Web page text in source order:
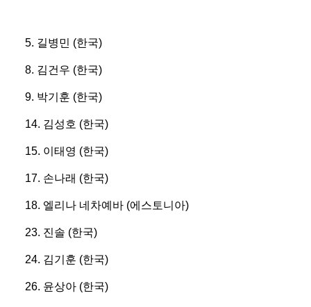
5. 길병민 (한국)
8. 김건우 (한국)
9. 박기훈 (한국)
14. 김성호 (한국)
15. 이태영 (한국)
17. 손나래 (한국)
18. 엘리나 네차예바 (에스토니아)
23. 진솔 (한국)
24. 김기훈 (한국)
26. 윤상아 (한국)